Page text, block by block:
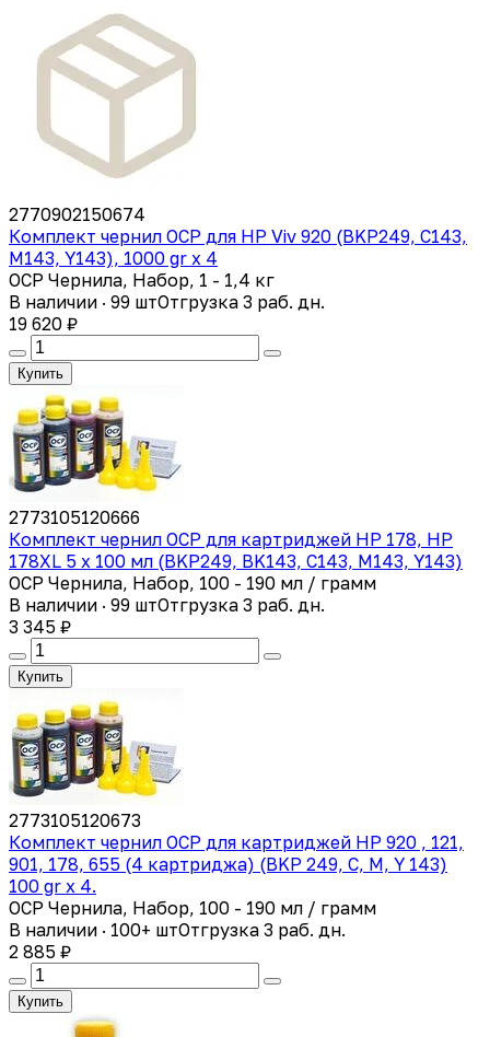
2770902150674
Комплект чернил OCP для HP Viv 920 (BKP249, C143,
M143, Y143), 1000 gr x 4
OCP Чернила, Набор, 1 - 1,4 кг
В наличии · 99 штОтгрузка 3 раб. дн.
19 620 ₽
Купить
2773105120666
Комплект чернил OCP для картриджей HP 178, HP
178XL 5 x 100 мл (BKP249, BK143, C143, M143, Y143)
OCP Чернила, Набор, 100 - 190 мл / грамм
В наличии · 99 штОтгрузка 3 раб. дн.
3 345 ₽
Купить
2773105120673
Комплект чернил OCP для картриджей HP 920 , 121,
901, 178, 655 (4 картриджа) (BKP 249, C, M, Y 143)
100 gr x 4.
OCP Чернила, Набор, 100 - 190 мл / грамм
В наличии · 100+ штОтгрузка 3 раб. дн.
2 885 ₽
Купить